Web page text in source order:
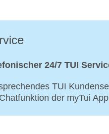
24/7 TUI
TUI
der myTui